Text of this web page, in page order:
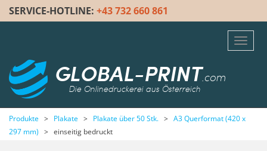
SERVICE-HOTLINE: +43 732 660 861
GLOBAL-PRINT.com
Die Onlinedruckerei aus Österreich
Produkte > Plakate > Plakate über 50 Stk. > A3 Querformat (420 x
297 mm) > einseitig bedruckt